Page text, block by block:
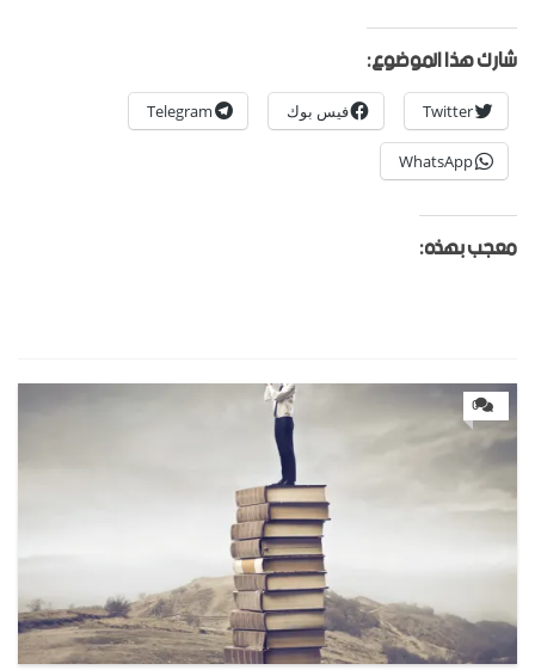
شارك هذا الموضوع:
Twitter فيس بوك Telegram
WhatsApp
معجب بهذه:
0